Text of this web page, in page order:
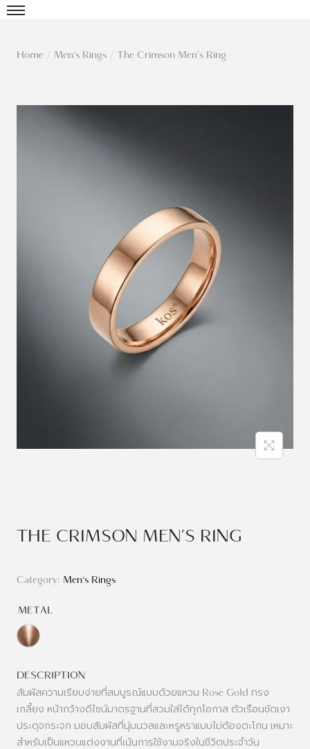
Home / Men's Rings / The Crimson Men’s Ring
THE CRIMSON MEN’S RING
Category: Men's Rings
METAL
DESCRIPTION
สัมผัสความเรียบง่ายที่สมบูรณ์แบบด้วยแหวน Rose Gold ทรง
เกลี้ยง หน้ากว้างดีไซน์มาตรฐานที่สวมใส่ได้ทุกโอกาส ตัวเรือนขัดเงา
ประดุจกระจก มอบสัมผัสที่นุ่มนวลและหรูหราแบบไม่ต้องตะโกน เหมาะ
สำหรับเป็นแหวนแต่งงานที่เน้นการใช้งานจริงในชีวิตประจำวัน